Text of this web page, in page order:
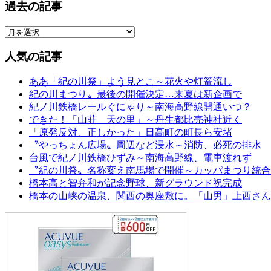
過去の記事
人気の記事
ああ「紀の川祭」よう見とこ～花火や灯篭流し
紀の川まつり〟最後の開催決定…来夏は新企画で
紀ノ川鉄橋レールぐにゃり～南海高野線開通いつ？
できた！「山荘 天の里」～丹生都比売神社近く
「原発反対、正しかった」日高町の町長ら安堵
〝やっちょん広場〟周辺など浸水～消防、必死の排水
台風で紀ノ川鉄橋ひずみ～南海高野線、電車渡れず
〝紀の川祭〟名称変え南馬場で開催～カッパまつり統合
橋本高と智弁和が記念野球、新グラウンド祝完成
橋本の山峡の温泉、関西の奥座敷に。「山男」上西さ